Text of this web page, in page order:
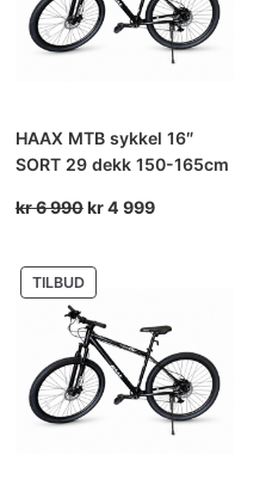
HAAX MTB sykkel 16″
SORT 29 dekk 150-165cm
kr6 990Opprinnelig
kr4 999Nåværende
TILBUDPRODUKT
PÅ
SALG